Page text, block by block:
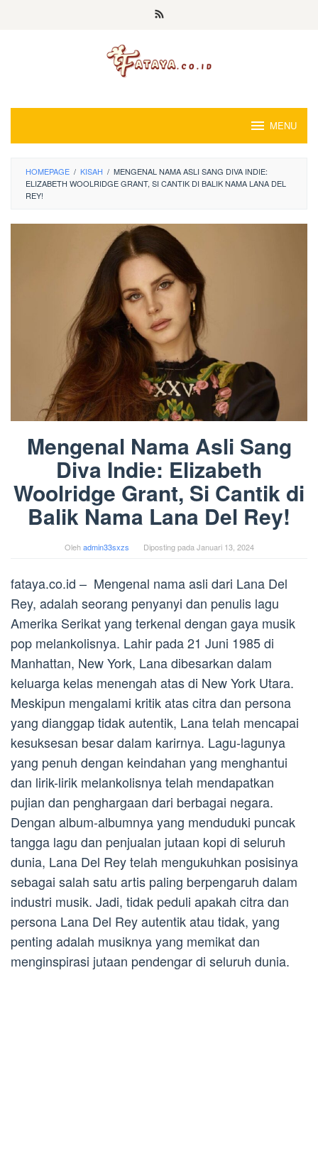
MENU
HOMEPAGE / KISAH / MENGENAL NAMA ASLI SANG DIVA INDIE:
ELIZABETH WOOLRIDGE GRANT, SI CANTIK DI BALIK NAMA LANA DEL
REY!
Mengenal Nama Asli Sang
Diva Indie: Elizabeth
Woolridge Grant, Si Cantik di
Balik Nama Lana Del Rey!
Olehadmin33sxzs Diposting pada Januari 13, 2024
fataya.co.id – Mengenal nama asli dari Lana Del
Rey, adalah seorang penyanyi dan penulis lagu
Amerika Serikat yang terkenal dengan gaya musik
pop melankolisnya. Lahir pada 21 Juni 1985 di
Manhattan, New York, Lana dibesarkan dalam
keluarga kelas menengah atas di New York Utara.
Meskipun mengalami kritik atas citra dan persona
yang dianggap tidak autentik, Lana telah mencapai
kesuksesan besar dalam karirnya. Lagu-lagunya
yang penuh dengan keindahan yang menghantui
dan lirik-lirik melankolisnya telah mendapatkan
pujian dan penghargaan dari berbagai negara.
Dengan album-albumnya yang menduduki puncak
tangga lagu dan penjualan jutaan kopi di seluruh
dunia, Lana Del Rey telah mengukuhkan posisinya
sebagai salah satu artis paling berpengaruh dalam
industri musik. Jadi, tidak peduli apakah citra dan
persona Lana Del Rey autentik atau tidak, yang
penting adalah musiknya yang memikat dan
menginspirasi jutaan pendengar di seluruh dunia.